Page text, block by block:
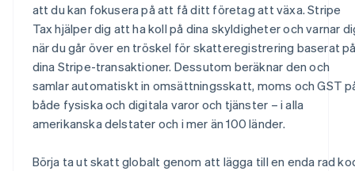
att du kan fokusera på att få ditt företag att växa. Stripe
Tax hjälper dig att ha koll på dina skyldigheter och varnar
när du går över en tröskel för skatteregistrering baserat
dina Stripe-transaktioner. Dessutom beräknar den och
samlar automatiskt in omsättningsskatt, moms och GST
både fysiska och digitala varor och tjänster – i alla
amerikanska delstater och i mer än 100 länder.
Börja ta ut skatt globalt genom att lägga till en enda rad